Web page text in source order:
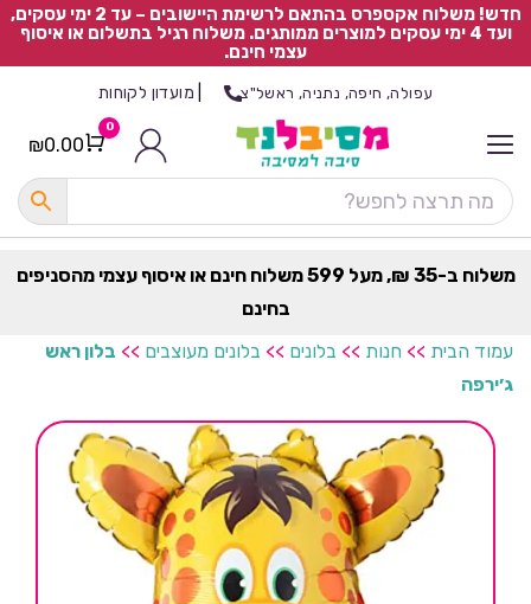
חדש! משלוח אקספרס בהתאם לרשימת היישובים – עד 2 ימי עסקים,
ועד 4 ימי עסקים למוצרים ממותגים. משלוח רגיל בתשלום או איסוף
עצמי חינם.
עפולה, חיפה, נתניה, ראשל"צ מועדון לקוחות
Cart
0
₪0.00
משלוח ב-35 ₪, מעל 599 משלוח חינם או איסוף עצמי מהסניפים
בחינם
עמוד הבית >> חנות >> בלונים >> בלונים מעוצבים >> בלון ראש
ג׳ירפה